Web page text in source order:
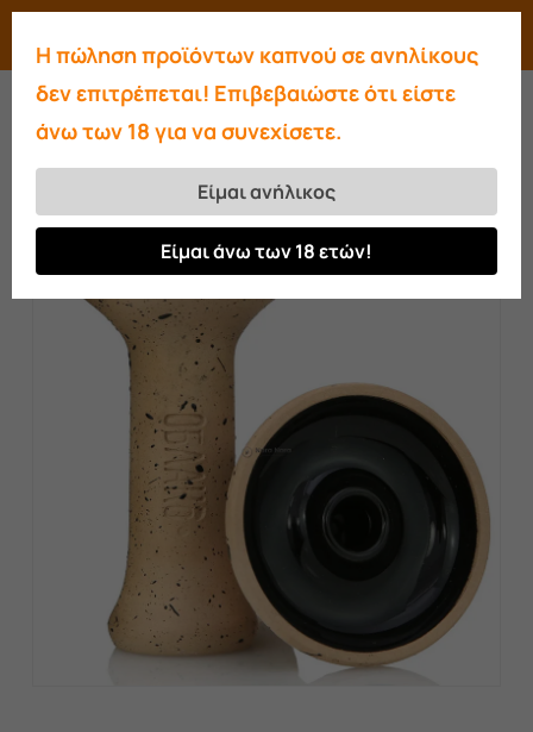
Skip
main
content
searchaccount
Αρχική σελίδα Μπολ
OBLAKO PHUNNEL
M MONO Dark Beige
Close
Η πώληση προϊόντων καπνού σε ανηλίκους
δεν επιτρέπεται! Επιβεβαιώστε ότι είστε
άνω των 18 για να συνεχίσετε.
Είμαι ανήλικος
Είμαι άνω των 18 ετών!